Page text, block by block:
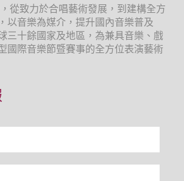
從致力於合唱藝術發展，到建構全方
以音樂為媒介，提升國內音樂普及
三十餘國家及地區，為兼具音樂、戲
國際音樂節暨賽事的全方位表演藝術